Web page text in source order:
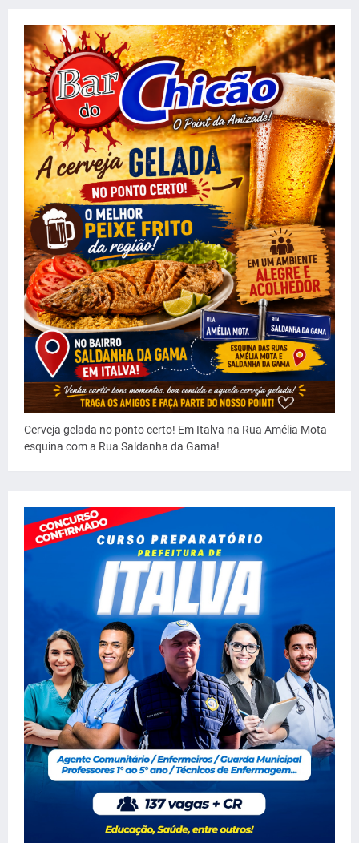
Cerveja gelada no ponto certo! Em Italva na Rua Amélia Mota
esquina com a Rua Saldanha da Gama!